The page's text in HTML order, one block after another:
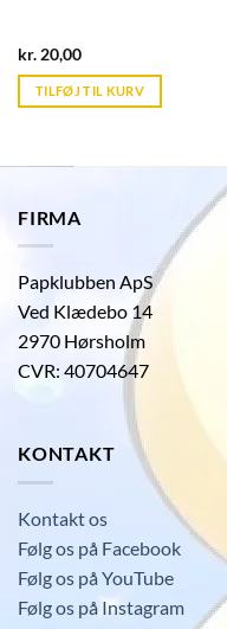
kr. 20,00Current
is:
kr. 39,95.
TILFØJ TIL KURV
FIRMA
Papklubben ApS
Ved Klædebo 14
2970 Hørsholm
CVR: 40704647
KONTAKT
Kontakt os
Følg os på Facebook
Følg os på YouTube
Følg os på Instagram